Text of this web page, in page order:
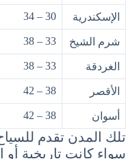
الإسكندرية 30 – 34
شرم الشيخ 33 – 38
الغردقة 33 – 38
الأقصر 38 – 42
أسوان 38 – 42
تلك المدن تقدم
سواء كانت تاريخية أو